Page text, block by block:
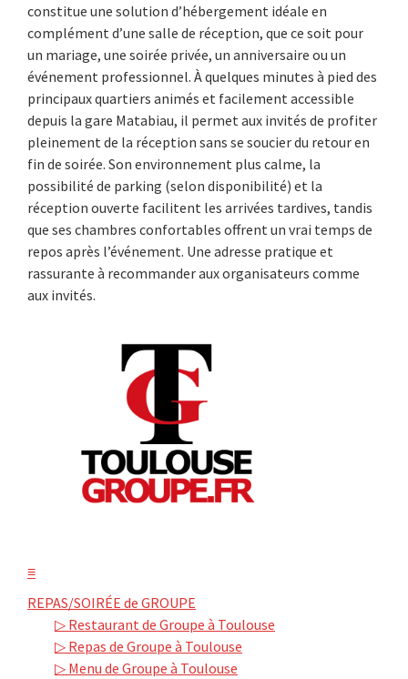
constitue une solution d’hébergement idéale en
complément d’une salle de réception, que ce soit pour
un mariage, une soirée privée, un anniversaire ou un
événement professionnel. À quelques minutes à pied des
principaux quartiers animés et facilement accessible
depuis la gare Matabiau, il permet aux invités de profiter
pleinement de la réception sans se soucier du retour en
fin de soirée. Son environnement plus calme, la
possibilité de parking (selon disponibilité) et la
réception ouverte facilitent les arrivées tardives, tandis
que ses chambres confortables offrent un vrai temps de
repos après l’événement. Une adresse pratique et
rassurante à recommander aux organisateurs comme
aux invités.
≡
REPAS/SOIRÉE de GROUPE
▷ Restaurant de Groupe à Toulouse
▷ Repas de Groupe à Toulouse
▷ Menu de Groupe à Toulouse